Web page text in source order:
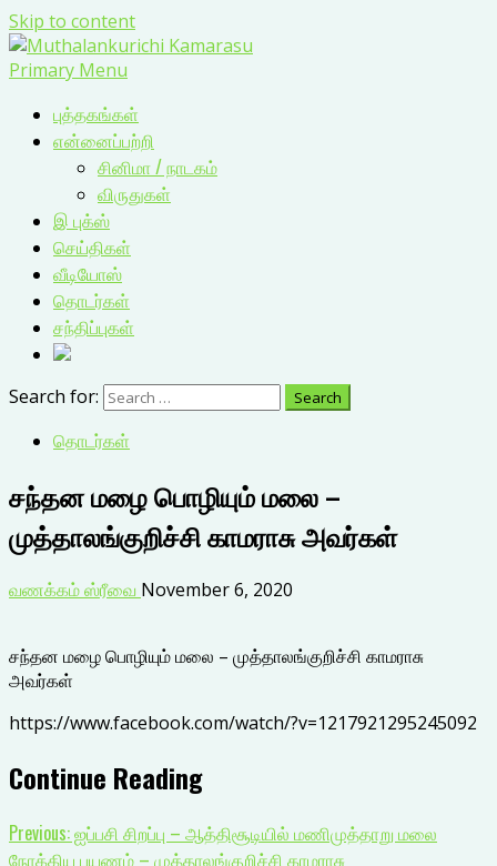
Skip to content
Primary Menu
புத்தகங்கள்
என்னைப்பற்றி
சினிமா / நாடகம்
விருதுகள்
இ புக்ஸ்
செய்திகள்
வீடியோஸ்
தொடர்கள்
சந்திப்புகள்
Search for:
தொடர்கள்
சந்தன மழை பொழியும் மலை –
முத்தாலங்குறிச்சி காமராசு அவர்கள்
வணக்கம் ஸ்ரீவை November 6, 2020
சந்தன மழை பொழியும் மலை – முத்தாலங்குறிச்சி காமராசு
அவர்கள்
https://www.facebook.com/watch/?v=1217921295245092
Continue Reading
Previous:ஐப்பசி சிறப்பு – ஆத்திசூடியில் மணிமுத்தாறு மலை
நோக்கிய பயணம் – முத்தாலங்குறிச்சி காமராசு